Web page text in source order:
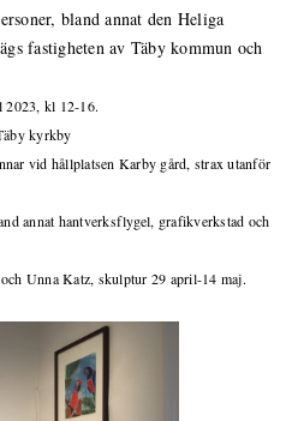
bland annat den Heliga
fastigheten av Täby kommun och
2023, kl 12-16.
kyrkby
vid hållplatsen Karby gård, strax utanför
annat hantverksflygel, grafikverkstad och
Unna Katz, skulptur 29 april-14 maj.